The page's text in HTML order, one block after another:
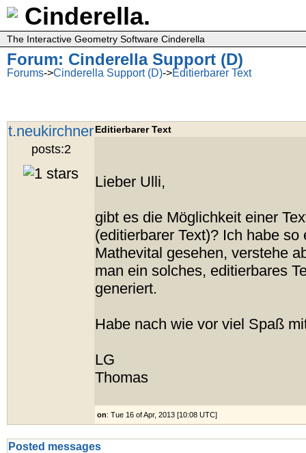
Cinderella.
The Interactive Geometry Software Cinderella
Forum: Cinderella Support (D)
Forums->Cinderella Support (D)->Editierbarer Text
t.neukirchner
posts:2
Editierbarer Text
Lieber Ulli,
gibt es die Möglichkeit einer
(editierbarer Text)? Ich habe so
Mathevital gesehen, verstehe
man ein solches, editierbares
generiert.
Habe nach wie vor viel Spaß
LG
Thomas
on: Tue 16 of Apr, 2013 [10:08 UTC]
Posted messages